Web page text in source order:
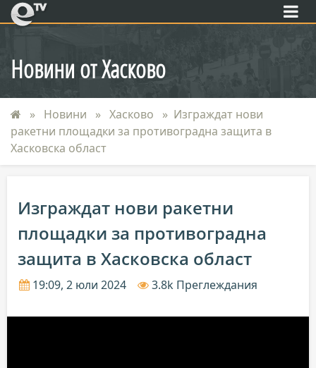
eTV
Новини от Хасково
Новини Хасково
Изграждат нови
ракетни площадки за противоградна защита в
Хасковска област
Изграждат нови ракетни
площадки за противоградна
защита в Хасковска област
19:09, 2 юли 2024 3.8k Преглеждания